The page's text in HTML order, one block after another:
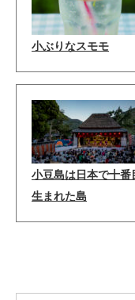
小ぶりなスモモ
小豆島は日本で十番
生まれた島